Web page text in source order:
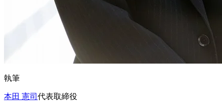
執筆
本田 憲司 代表取締役